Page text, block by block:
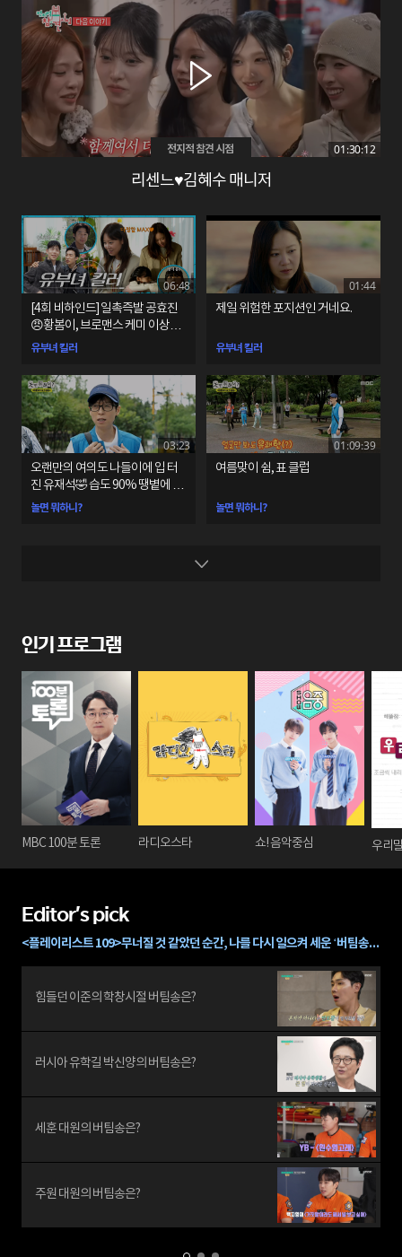
전지적 참견 시점 01:30:12
리센느♥김혜수 매니저
06:48
[4회 비하인드] 일촉즉발 공효진
😠황봄이, 브로맨스 케미 이상이
😁최우성
유부녀 킬러
01:44
제일 위험한 포지션인 거네요.
유부녀 킬러
03:23
오랜만의 여의도 나들이에 입 터
진 유재석🤣 습도 90% 땡볕에 폭
발한 회원들🥵
놀면 뭐하니?
01:09:39
여름맞이 쉼, 표 클럽
놀면 뭐하니?
인기 프로그램
MBC 100분 토론 라디오스타 쇼! 음악중심 우리
Editor's pick
<플레이리스트 109>무너질 것 같았던 순간, 나를 다시 일으켜 세운 ‘버팀송’은?🎵
힘들던 이준의 학창시절 버팀송은?
러시아 유학길 박신양의 버팀송은?
세훈 대원의 버팀송은?
주원 대원의 버팀송은?